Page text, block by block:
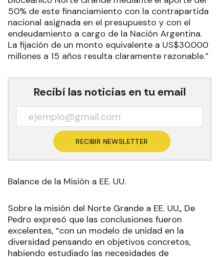
50% de este financiamiento con la contrapartida
nacional asignada en el presupuesto y con el
endeudamiento a cargo de la Nación Argentina.
La fijación de un monto equivalente a US$30.000
millones a 15 años resulta claramente razonable.”
Recibí las noticias en tu email
RECIBIR NEWSLETTER
Balance de la Misión a EE. UU.
Sobre la misión del Norte Grande a EE. UU,, De
Pedro expresó que las conclusiones fueron
excelentes, “con un modelo de unidad en la
diversidad pensando en objetivos concretos,
habiendo estudiado las necesidades de